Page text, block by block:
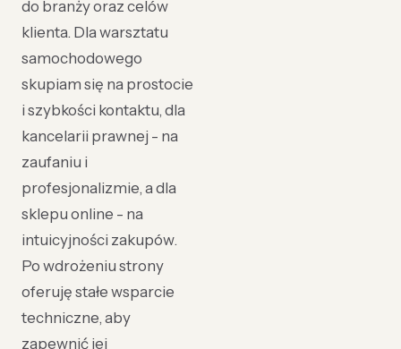
do branży oraz celów
klienta. Dla warsztatu
samochodowego
skupiam się na prostocie
i szybkości kontaktu, dla
kancelarii prawnej - na
zaufaniu i
profesjonalizmie, a dla
sklepu online - na
intuicyjności zakupów.
Po wdrożeniu strony
oferuję stałe wsparcie
techniczne, aby
zapewnić jej